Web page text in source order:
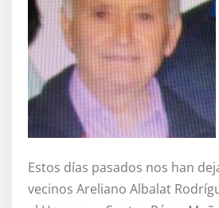
Estos días pasados nos han
vecinos Areliano Albalat